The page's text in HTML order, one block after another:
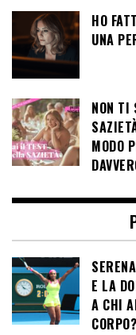
HO
UNA
NON TI
MODO
E LA
A CHI
CORPO?